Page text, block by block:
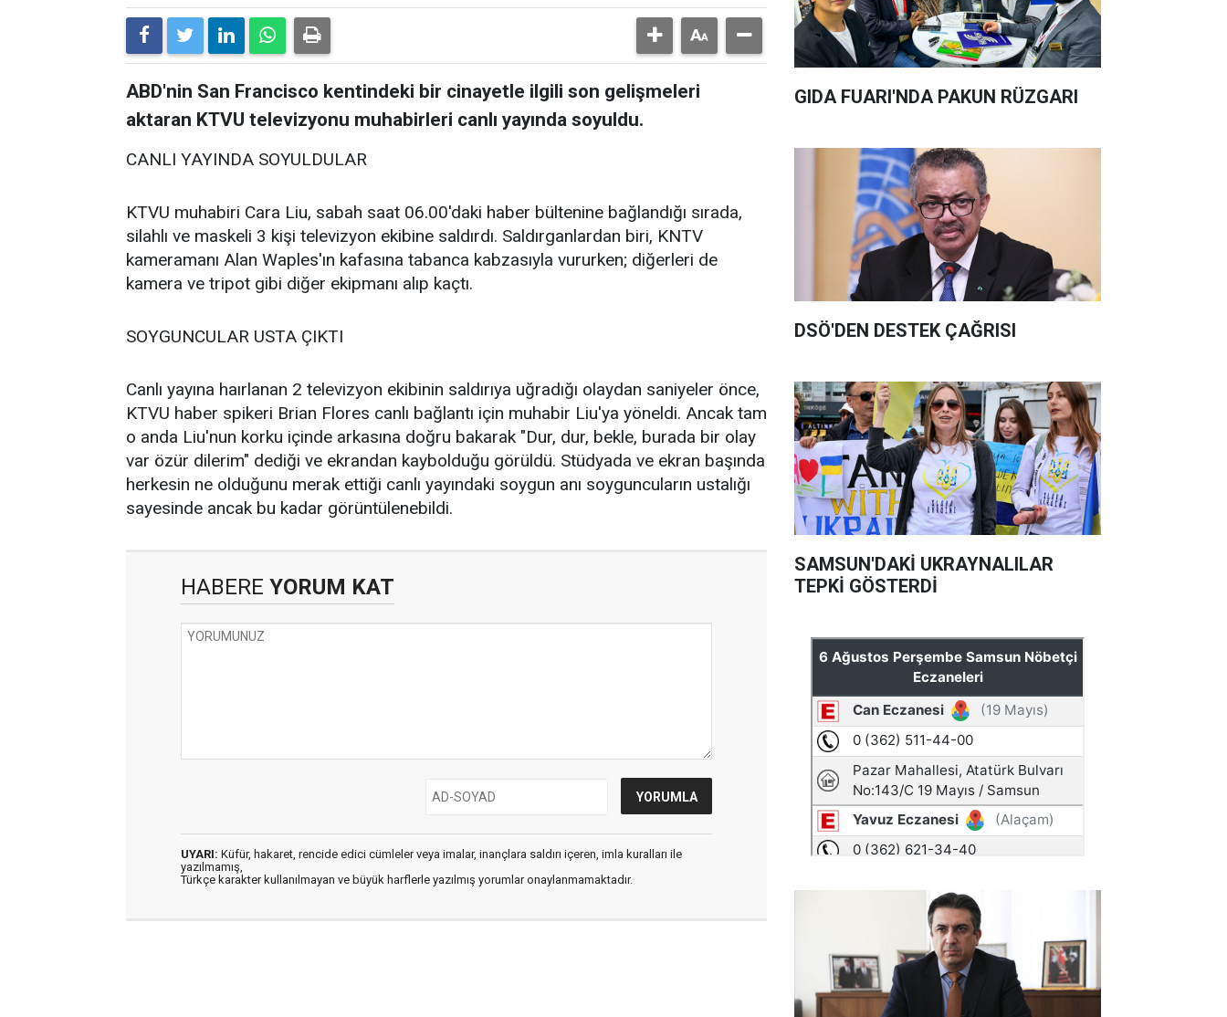
ABD'nin San Francisco kentindeki bir cinayetle ilgili son gelişmeleri
aktaran KTVU televizyonu muhabirleri canlı yayında soyuldu.
CANLI YAYINDA SOYULDULAR
KTVU muhabiri Cara Liu, sabah saat 06.00'daki haber bültenine bağlandığı sırada,
silahlı ve maskeli 3 kişi televizyon ekibine saldırdı. Saldırganlardan biri, KNTV
kameramanı Alan Waples'ın kafasına tabanca kabzasıyla vururken; diğerleri de
kamera ve tripot gibi diğer ekipmanı alıp kaçtı.
SOYGUNCULAR USTA ÇIKTI
Canlı yayına haırlanan 2 televizyon ekibinin saldırıya uğradığı olaydan saniyeler önce,
KTVU haber spikeri Brian Flores canlı bağlantı için muhabir Liu'ya yöneldi. Ancak tam
o anda Liu'nun korku içinde arkasına doğru bakarak "Dur, dur, bekle, burada bir olay
var özür dilerim" dediği ve ekrandan kaybolduğu görüldü. Stüdyada ve ekran başında
herkesin ne olduğunu merak ettiği canlı yayındaki soygun anı soyguncuların ustalığı
sayesinde ancak bu kadar görüntülenebildi.
HABERE YORUM KAT
UYARI: Küfür, hakaret, rencide edici cümleler veya imalar, inançlara saldırı içeren, imla kuralları ile
yazılmamış,
Türkçe karakter kullanılmayan ve büyük harflerle yazılmış yorumlar onaylanmamaktadır.
GIDA FUARI'NDA PAKUN RÜZGARI
DSÖ'DEN DESTEK ÇAĞRISI
SAMSUN'DAKİ UKRAYNALILAR
TEPKİ GÖSTERDİ